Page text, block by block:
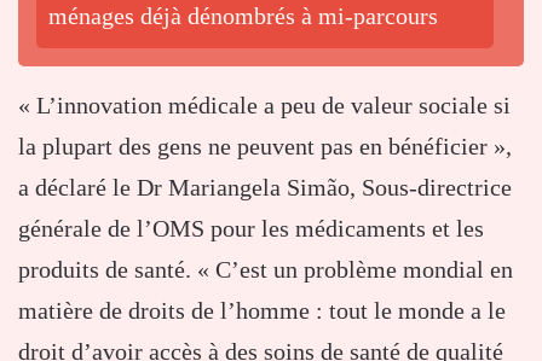
ménages déjà dénombrés à mi-parcours
« L’innovation médicale a peu de valeur sociale si
la plupart des gens ne peuvent pas en bénéficier »,
a déclaré le Dr Mariangela Simão, Sous-directrice
générale de l’OMS pour les médicaments et les
produits de santé. « C’est un problème mondial en
matière de droits de l’homme : tout le monde a le
droit d’avoir accès à des soins de santé de qualité